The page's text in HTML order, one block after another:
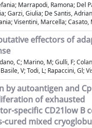
Marrapodi, Ramona; Del
Garzi, Giulia; De Santis,
Visentini, Marcella; Casato,
effectors of
C; Marino, M; Gulli, F;
V; Todi, L; Rapaccini, Gl;
by autoantigen and
of exhausted
specific CD21low B
cured mixed